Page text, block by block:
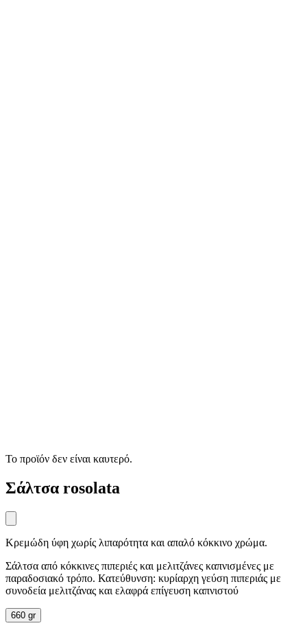
Το προϊόν δεν είναι καυτερό.
Σάλτσα rosolata
Κρεμώδη ύφη χωρίς λιπαρότητα και απαλό κόκκινο χρώμα.
Σάλτσα από κόκκινες πιπεριές και μελιτζάνες καπνισμένες με
παραδοσιακό τρόπο. Κατεύθυνση: κυρίαρχη γεύση πιπεριάς με
συνοδεία μελιτζάνας και ελαφρά επίγευση καπνιστού
660 gr